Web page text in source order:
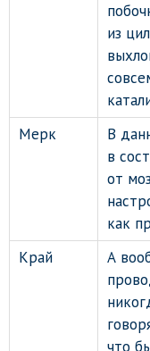
из
Мерк
В
в
от
как
Край
А
что